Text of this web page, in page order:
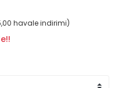
havale indirimi)